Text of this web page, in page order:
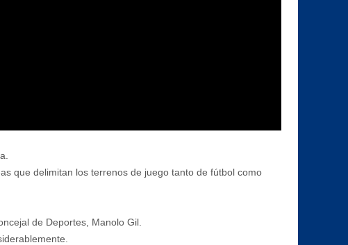
que delimitan los terrenos de juego tanto de fútbol como
de Deportes, Manolo Gil.